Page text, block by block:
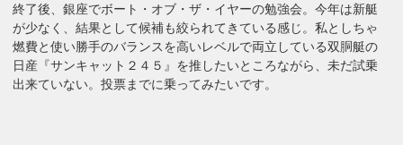
終了後、銀座でボート・オブ・ザ・イヤーの勉強会。今年は新艇
が少なく、結果として候補も絞られてきている感じ。私としちゃ
燃費と使い勝手のバランスを高いレベルで両立している双胴艇の
日産『サンキャット２４５』を推したいところながら、未だ試乗
出来ていない。投票までに乗ってみたいです。